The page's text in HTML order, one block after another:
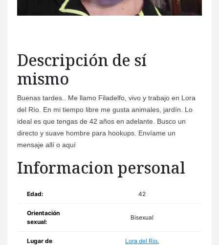
Descripción de sí
mismo
Buenas tardes.. Me llamo Filadelfo, vivo y trabajo en Lora
del Río. En mi tiempo libre me gusta animales, jardín. Lo
ideal es que tengas de 42 años en adelante. Busco un
directo y suave hombre para hookups. Envíame un
mensaje allí o aquí
Informacion personal
Edad: 42
Orientación
sexual:
Bisexual
Lugar de
Lora del Río,